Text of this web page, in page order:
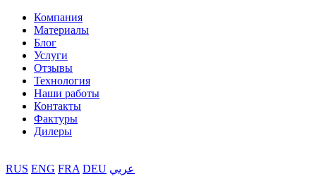
Компания
Материалы
Блог
Услуги
Отзывы
Технология
Наши работы
Контакты
Фактуры
Дилеры
RUS ENG FRA DEU عربي